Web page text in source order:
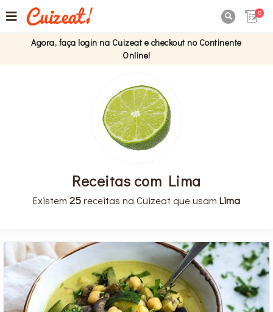
0
Agora, faça login na Cuizeat e checkout no Continente
Online!
Receitas com Lima
Existem 25receitas na Cuizeat que usam Lima